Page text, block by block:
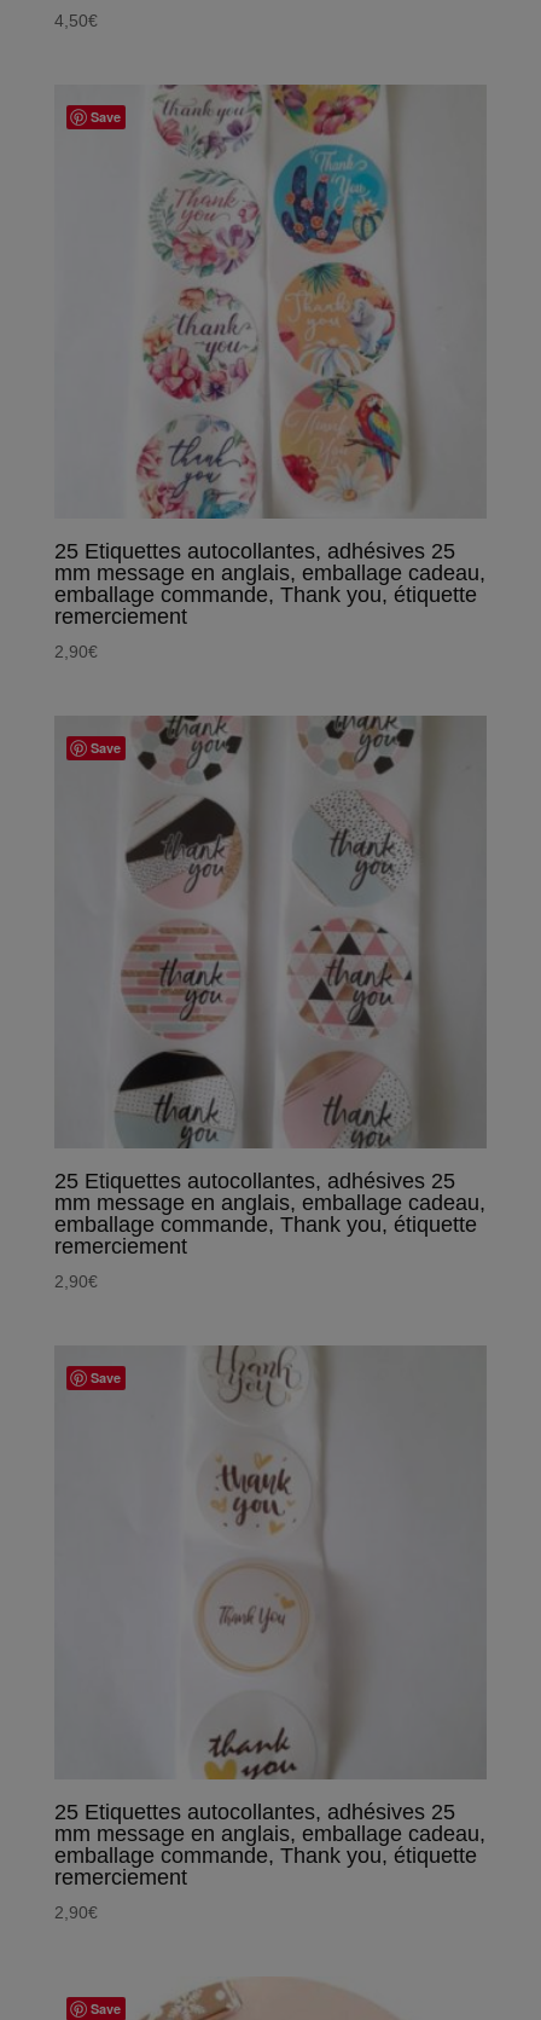
4,50€
Save
25 Etiquettes autocollantes, adhésives 25
mm message en anglais, emballage cadeau,
emballage commande, Thank you, étiquette
remerciement
2,90€
Save
25 Etiquettes autocollantes, adhésives 25
mm message en anglais, emballage cadeau,
emballage commande, Thank you, étiquette
remerciement
2,90€
Save
25 Etiquettes autocollantes, adhésives 25
mm message en anglais, emballage cadeau,
emballage commande, Thank you, étiquette
remerciement
2,90€
Save